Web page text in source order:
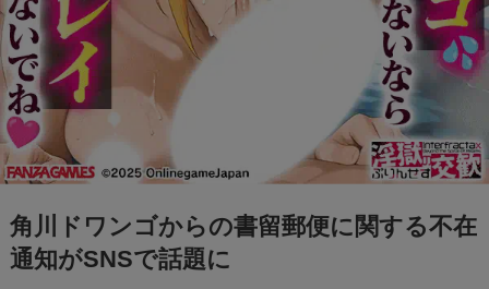
話の手口と対処法を解説」
Switch2のスペックは？PS5・PS4とも徹底比
Nintendo Switch 2は何が変わる？前モデルと
角川ドワンゴからの書留郵便に関する不在
通知がSNSで話題に